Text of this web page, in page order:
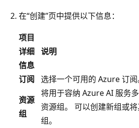
在“创建”页中提供以下信息：
项目
详细
信息
说明
订阅
选择一个可用的 Azure 订阅
资源
组
将用于容纳 Azure AI 服务
资源组。 可以创建新组或
组。